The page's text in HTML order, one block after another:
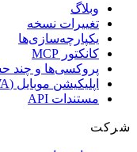
وبلاگ
تغییرات نسخه
یکپارچه‌سازی‌ها
کانکتور MCP
پروکسی‌ها و چند حسابه
اپلیکیشن موبایل (PWA)
مستندات API